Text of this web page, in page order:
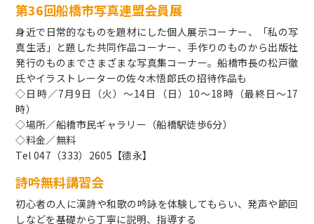
第36回船橋市写真連盟会員展
身近で日常的なものを題材にした個人展示コーナー、「私の写
真生活」と題した共同作品コーナー、手作りのものから出版社
発行のものまでさまざまな写真集コーナー。船橋市長の松戸徹
氏やイラストレーターの佐々木悟郎氏の招待作品も
◇日時／7月9日（火）～14日（日）10～18時（最終日～17
時）
◇場所／船橋市民ギャラリー（船橋駅徒歩6分）
◇料金／無料
Tel 047（333）2605【德永】
詩吟無料講習会
初心者の人に漢詩や和歌の吟詠を体験してもらい、発声や節回
しなどを基礎から丁寧に説明、指導する